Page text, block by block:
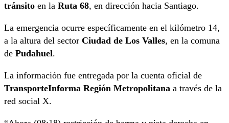
tránsito en la Ruta 68, en dirección hacia Santiago.
La emergencia ocurre específicamente en el kilómetro 14,
a la altura del sector Ciudad de Los Valles, en la comuna
de Pudahuel.
La información fue entregada por la cuenta oficial de
TransporteInforma Región Metropolitana a través de la
red social X.